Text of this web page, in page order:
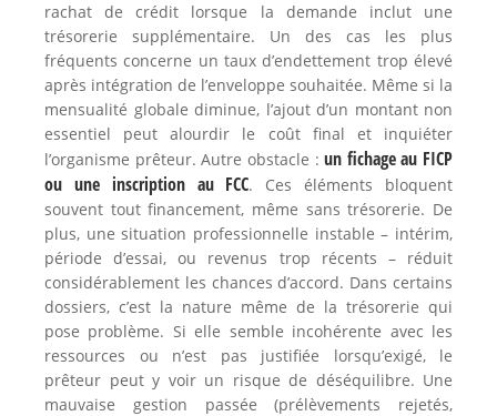
rachat de crédit lorsque la demande inclut une
trésorerie supplémentaire. Un des cas les plus
fréquents concerne un taux d’endettement trop élevé
après intégration de l’enveloppe souhaitée. Même si la
mensualité globale diminue, l’ajout d’un montant non
essentiel peut alourdir le coût final et inquiéter
l’organisme prêteur. Autre obstacle :un fichage au FICP
ou une inscription au FCC. Ces éléments bloquent
souvent tout financement, même sans trésorerie. De
plus, une situation professionnelle instable – intérim,
période d’essai, ou revenus trop récents – réduit
considérablement les chances d’accord. Dans certains
dossiers, c’est la nature même de la trésorerie qui
pose problème. Si elle semble incohérente avec les
ressources ou n’est pas justifiée lorsqu’exigé, le
prêteur peut y voir un risque de déséquilibre. Une
mauvaise gestion passée (prélèvements rejetés,